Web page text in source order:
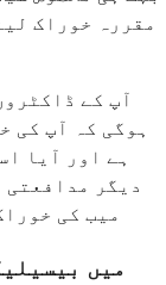
مقررہ خوراک
آپ کے
ہوگی کہ آپ کی
ہے اور آیا
دیگر
میب کی
میں